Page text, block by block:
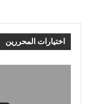
اختيارات المحررين